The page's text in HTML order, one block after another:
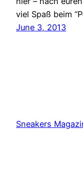
viel Spaß beim
June 3, 2013
Sneakers